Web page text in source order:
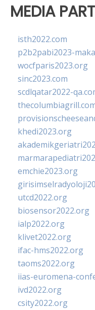
MEDIA
isth2022.com
p2b2pabi2023-
wocfparis2023.org
sinc2023.com
scdlqatar2022-
khedi2023.org
emchie2023.org
utcd2022.org
biosensor2022.org
ialp2022.org
klivet2022.org
ifac-hms2022.org
taoms2022.org
iias-euromena-
ivd2022.org
csity2022.org